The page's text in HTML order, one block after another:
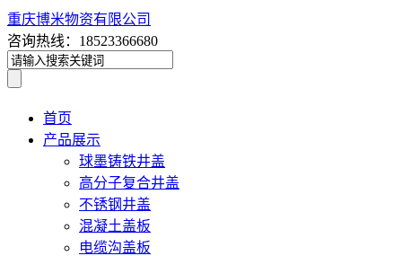
重庆博米物资有限公司
咨询热线：18523366680
首页
产品展示
球墨铸铁井盖
高分子复合井盖
不锈钢井盖
混凝土盖板
电缆沟盖板